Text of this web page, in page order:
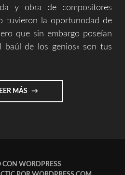
y obra de compositores
tuvieron la oportunodad de
que sin embargo poseían
baúl de los genios» son tus
MÁS "EL
BAÚL
Y
2)"
CON WORDPRESS